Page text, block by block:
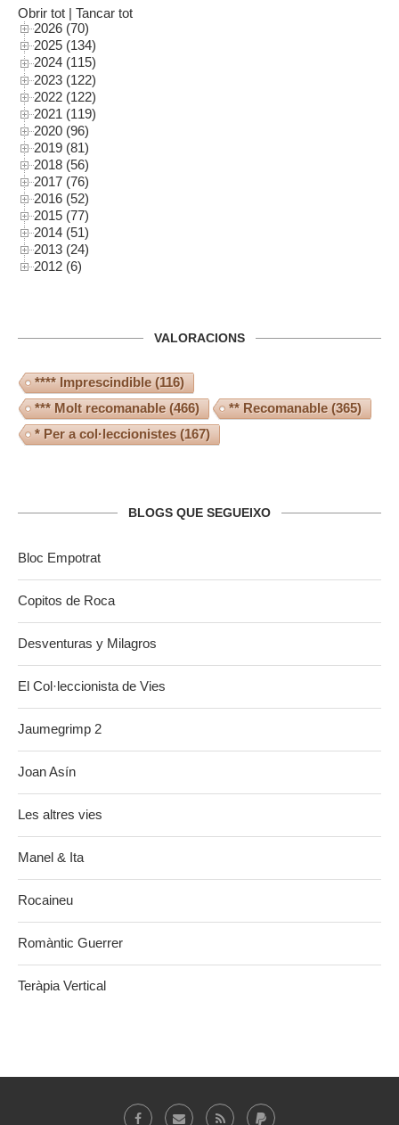
Obrir tot | Tancar tot
2026 (70)
2025 (134)
2024 (115)
2023 (122)
2022 (122)
2021 (119)
2020 (96)
2019 (81)
2018 (56)
2017 (76)
2016 (52)
2015 (77)
2014 (51)
2013 (24)
2012 (6)
VALORACIONS
**** Imprescindible(116)
*** Molt recomanable(466) ** Recomanable(365)
* Per a col·leccionistes (167)
BLOGS QUE SEGUEIXO
Bloc Empotrat
Copitos de Roca
Desventuras y Milagros
El Col·leccionista de Vies
Jaumegrimp 2
Joan Asín
Les altres vies
Manel & Ita
Rocaineu
Romàntic Guerrer
Teràpia Vertical